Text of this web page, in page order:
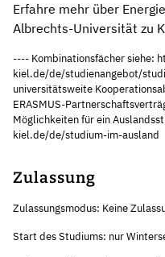
Erfahre mehr über
Albrechts-Universität zu
---- Kombinationsfächer siehe:
kiel.de/de/studienangebot/
universitätsweite
ERASMUS-
Möglichkeiten für ein
kiel.de/de/studium-im-ausland
Zulassung
Zulassungsmodus: Keine
Start des Studiums: nur